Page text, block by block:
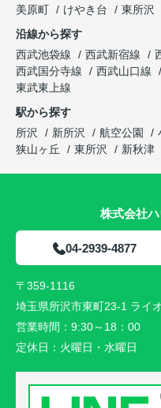
美原町
けやき台 東所沢
沿線から探す
西武池袋線
西武新宿線
西武国分寺線
西武山口線
東武東上線
駅から探す
所沢
新所沢 航空公園
狭山ヶ丘
東所沢 新秋津
株式会社
04-2939-4877
〒359-1116
埼玉県所沢市東町23-1 ライ
営業時間： 9:30～18：00
定休日： 火曜日・水曜日